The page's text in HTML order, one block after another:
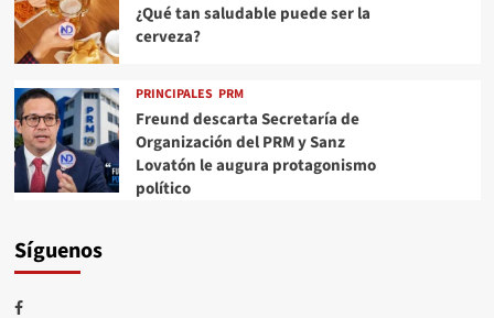
¿Qué tan saludable puede ser la
cerveza?
PRINCIPALES PRM
Freund descarta Secretaría de
Organización del PRM y Sanz
Lovatón le augura protagonismo
político
Síguenos